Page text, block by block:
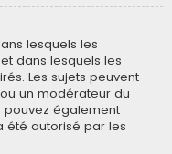
lesquels les
dans lesquels les
Les sujets peuvent
un modérateur du
pouvez également
été autorisé par les